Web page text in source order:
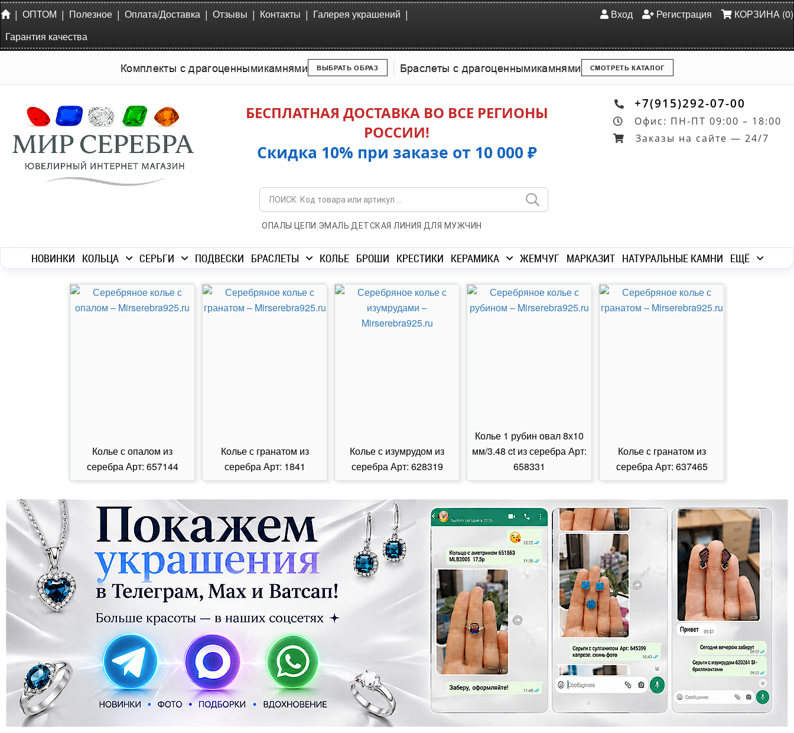
| ОПТОМ | Полезное | Оплата/Доставка | Отзывы | Контакты | Галерея украшений |
Гарантия качества
Вход Регистрация КОРЗИНА (0)
Комплекты с драгоценнымикамнями ВЫБРАТЬ ОБРАЗ Браслеты с драгоценнымикамнями СМОТРЕТЬ КАТАЛОГ
БЕСПЛАТНАЯ ДОСТАВКА ВО ВСЕ РЕГИОНЫ
РОССИИ!
Скидка 10% при заказе от 10 000 ₽
ОПАЛЫ | ЦЕПИ |ЭМАЛЬ|ДЕТСКАЯ ЛИНИЯ |ДЛЯ МУЖЧИН
+7(915)292-07-00
Офис: ПН-ПТ 09:00 – 18:00
Заказы на сайте — 24/7
НОВИНКИ КОЛЬЦА СЕРЬГИ ПОДВЕСКИ БРАСЛЕТЫ КОЛЬЕ БРОШИ КРЕСТИКИ КЕРАМИКА ЖЕМЧУГ МАРКАЗИТ НАТУРАЛЬНЫЕ КАМНИ ЕЩЁ
Колье с опалом из
серебра Арт: 657144
Колье с гранатом из
серебра Арт: 1841
Колье с изумрудом из
серебра Арт: 628319
Колье 1 рубин овал 8х10
мм/3.48 ct из серебра Арт:
658331
Колье с гранатом из
серебра Арт: 637465